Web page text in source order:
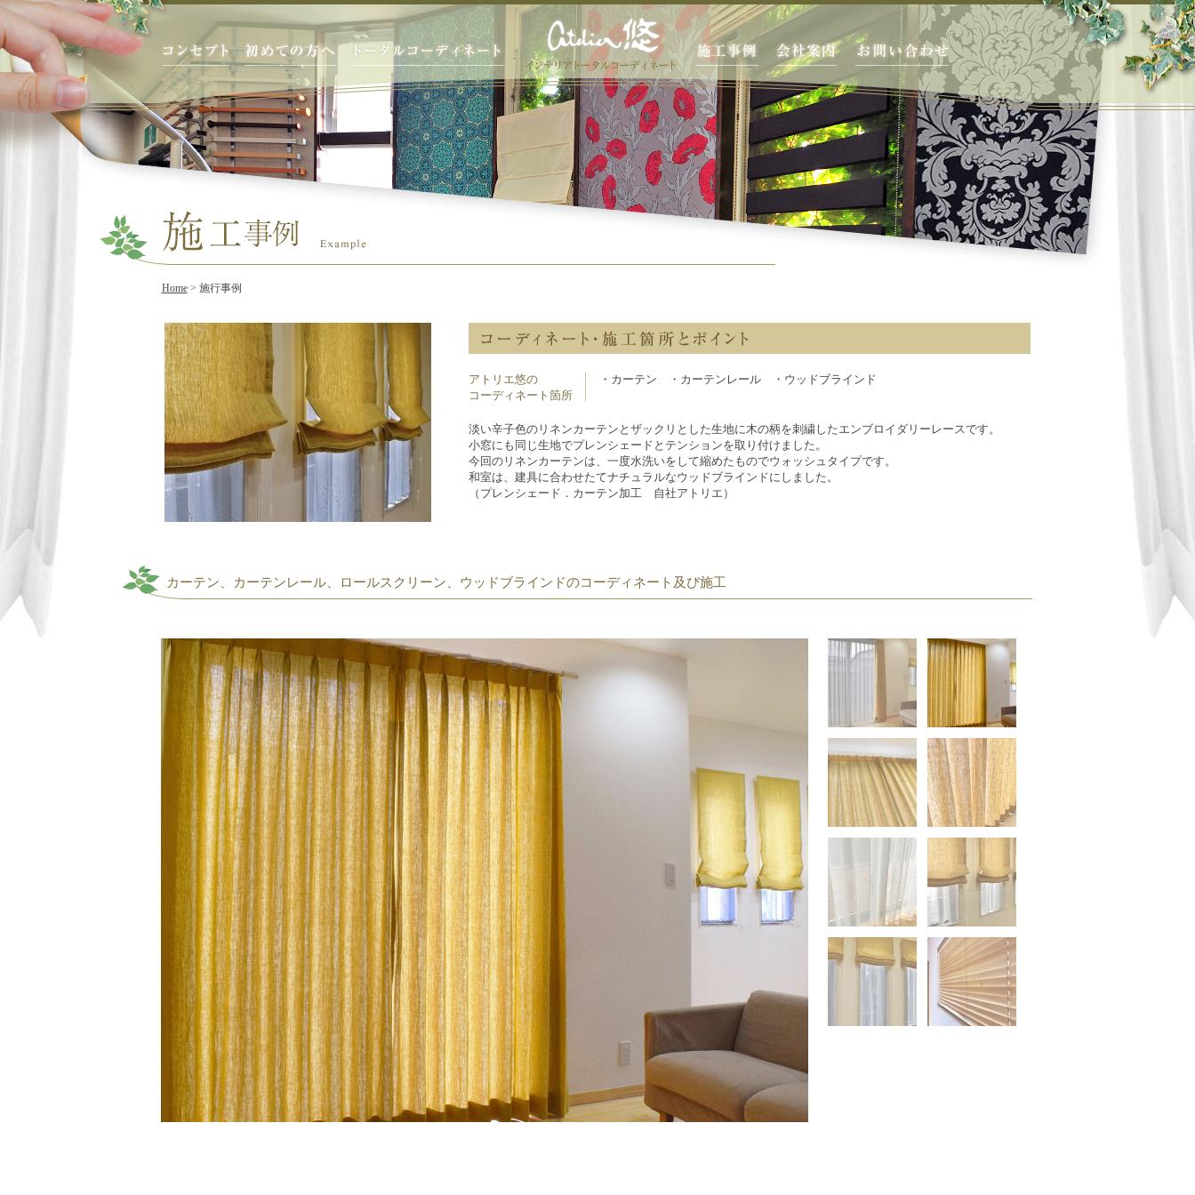
Home> 施行事例
アトリエ悠の
コーディネート箇所
・カーテン ・カーテンレール ・ウッドブラインド
淡い辛子色のリネンカーテンとザックリとした生地に木の柄を刺繍したエンブロイダリーレースです。
小窓にも同じ生地でプレンシェードとテンションを取り付けました。
今回のリネンカーテンは、一度水洗いをして縮めたものでウォッシュタイプです。
和室は、建具に合わせたてナチュラルなウッドブラインドにしました。
（プレンシェード．カーテン加工 自社アトリエ）
カーテン、カーテンレール、ロールスクリーン、ウッドブラインドのコーディネート及び施工